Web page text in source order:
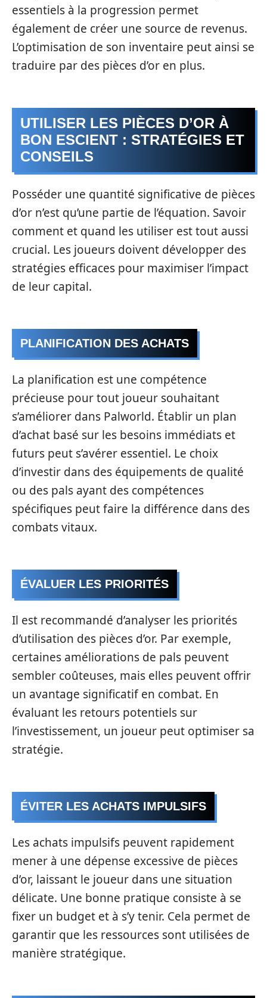
essentiels à la progression permet
également de créer une source de revenus.
L’optimisation de son inventaire peut ainsi se
traduire par des pièces d’or en plus.
UTILISER LES PIÈCES D’OR À
BON ESCIENT : STRATÉGIES ET
CONSEILS
Posséder une quantité significative de pièces
d’or n’est qu’une partie de l’équation. Savoir
comment et quand les utiliser est tout aussi
crucial. Les joueurs doivent développer des
stratégies efficaces pour maximiser l’impact
de leur capital.
PLANIFICATION DES ACHATS
La planification est une compétence
précieuse pour tout joueur souhaitant
s’améliorer dans Palworld. Établir un plan
d’achat basé sur les besoins immédiats et
futurs peut s’avérer essentiel. Le choix
d’investir dans des équipements de qualité
ou des pals ayant des compétences
spécifiques peut faire la différence dans des
combats vitaux.
ÉVALUER LES PRIORITÉS
Il est recommandé d’analyser les priorités
d’utilisation des pièces d’or. Par exemple,
certaines améliorations de pals peuvent
sembler coûteuses, mais elles peuvent offrir
un avantage significatif en combat. En
évaluant les retours potentiels sur
l’investissement, un joueur peut optimiser sa
stratégie.
ÉVITER LES ACHATS IMPULSIFS
Les achats impulsifs peuvent rapidement
mener à une dépense excessive de pièces
d’or, laissant le joueur dans une situation
délicate. Une bonne pratique consiste à se
fixer un budget et à s’y tenir. Cela permet de
garantir que les ressources sont utilisées de
manière stratégique.